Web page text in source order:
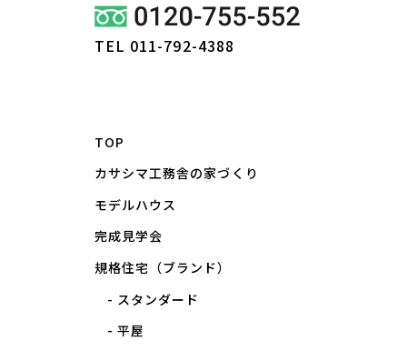
TEL 011-792-4388
TOP
カサシマ工務舎の家づくり
モデルハウス
完成見学会
規格住宅（ブランド）
スタンダード
平屋